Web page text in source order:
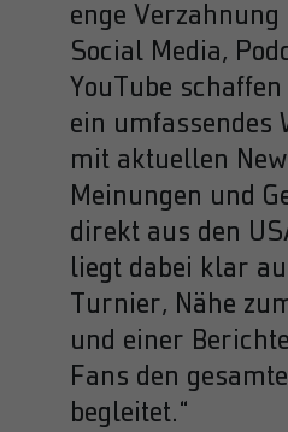
enge
Social Media,
YouTube
ein umfassendes
mit aktuellen
Meinungen und
direkt aus den
liegt dabei klar
Turnier, Nähe
und einer
Fans den
begleitet.“